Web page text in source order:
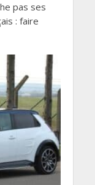
pas ses
: faire